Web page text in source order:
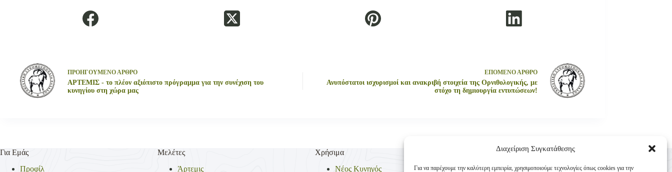
Διαχείριση Συγκατάθεσης
Για να παρέχουμε την καλύτερη εμπειρία, χρησιμοποιούμε τεχνολογίες όπως cookies για την
ΠΡΟΗΓΟΥΜΕΝΟ ΑΡΘΡΟ
ΑΡΤΕΜΙΣ - το πλέον αξιόπιστο πρόγραμμα για την συνέχιση του
κυνηγίου στη χώρα μας
ΕΠΟΜΕΝΟ ΑΡΘΡΟ
Ανυπόστατοι ισχυρισμοί και ανακριβή στοιχεία της Ορνιθολογικής, με
στόχο τη δημιουργία εντυπώσεων!
Για Εμάς
Προφίλ
Μελέτες
Άρτεμις
Χρήσιμα
Νέος Κυνηγός
Επικοινωνία
Κυνηγετική Συνομοσπονδία Ελλάδος